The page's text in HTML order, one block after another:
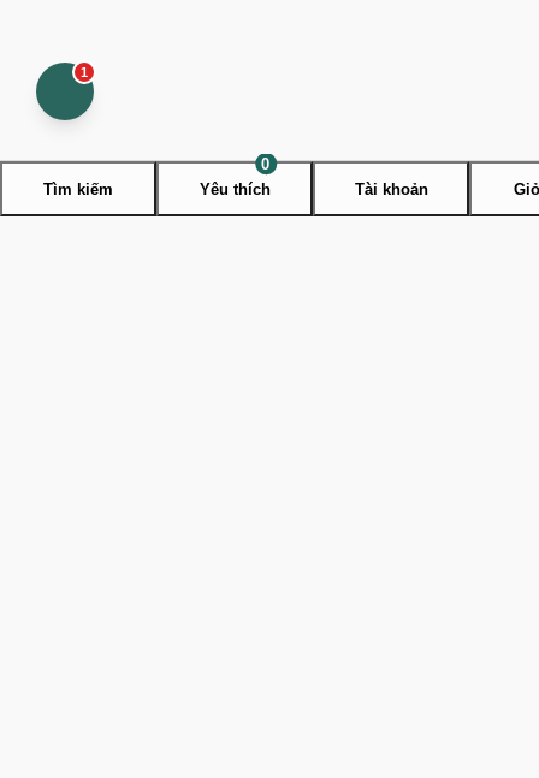
Tìm kiếm Yêu thích
0
Tài khoản
1
Open
menu